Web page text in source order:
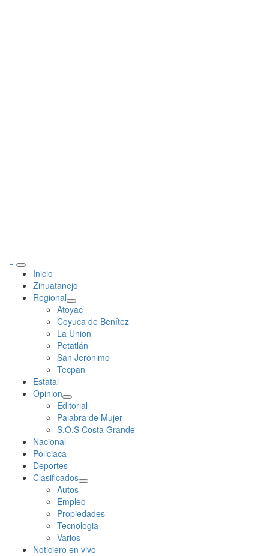
Primary
Menu
Inicio
Zihuatanejo
Regional
Atoyac
Coyuca de Benítez
La Union
Petatlán
San Jeronimo
Tecpan
Estatal
Opinion
Editorial
Palabra de Mujer
S.O.S Costa Grande
Nacional
Policiaca
Deportes
Clasificados
Autos
Empleo
Propiedades
Tecnologia
Varios
Noticiero en vivo